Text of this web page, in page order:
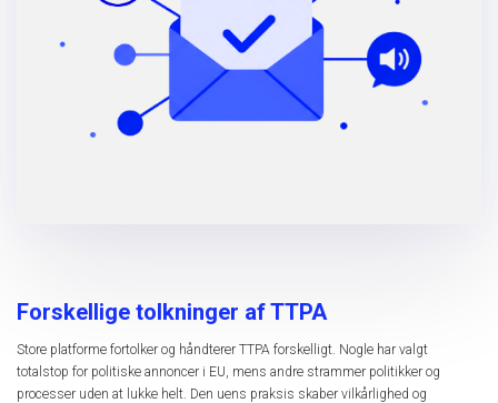
Forskellige tolkninger af TTPA
Store platforme fortolker og håndterer TTPA forskelligt. Nogle har valgt
totalstop for politiske annoncer i EU, mens andre strammer politikker og
processer uden at lukke helt. Den uens praksis skaber vilkårlighed og